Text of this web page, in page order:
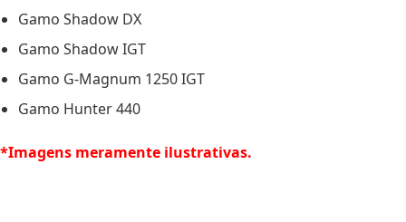
Gamo Shadow DX
Gamo Shadow IGT
Gamo G-Magnum 1250 IGT
Gamo Hunter 440
*Imagens meramente ilustrativas.